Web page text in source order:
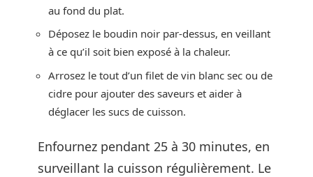
au fond du plat.
Déposez le boudin noir par-dessus, en veillant
à ce qu’il soit bien exposé à la chaleur.
Arrosez le tout d’un filet de vin blanc sec ou de
cidre pour ajouter des saveurs et aider à
déglacer les sucs de cuisson.
Enfournez pendant 25 à 30 minutes, en
surveillant la cuisson régulièrement. Le